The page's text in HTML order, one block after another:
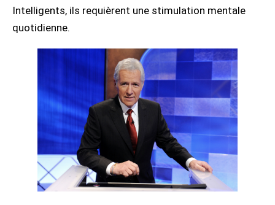
Intelligents, ils requièrent une stimulation mentale
quotidienne.